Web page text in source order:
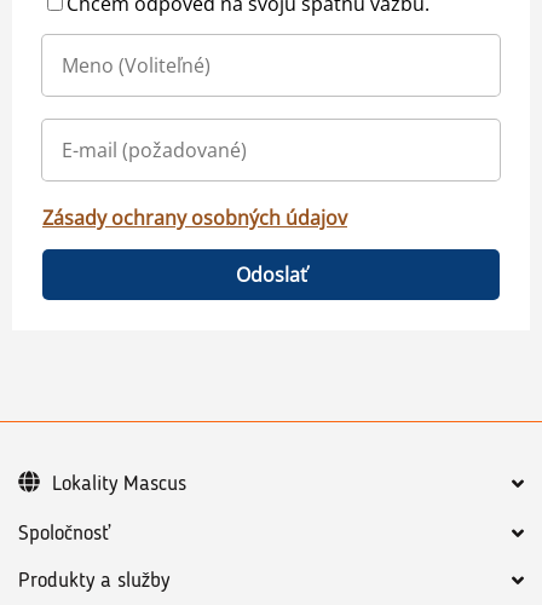
Zásady ochrany osobných údajov
Odoslať
Spoločnosť
Produkty a služby
Lokality Mascus